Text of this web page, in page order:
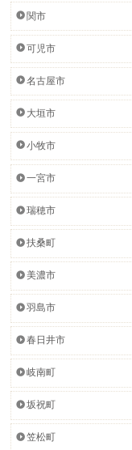
関市
可児市
名古屋市
大垣市
小牧市
一宮市
瑞穂市
扶桑町
美濃市
羽島市
春日井市
岐南町
坂祝町
笠松町